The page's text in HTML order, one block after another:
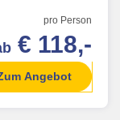
pro Person
€ 118,-
Angebot